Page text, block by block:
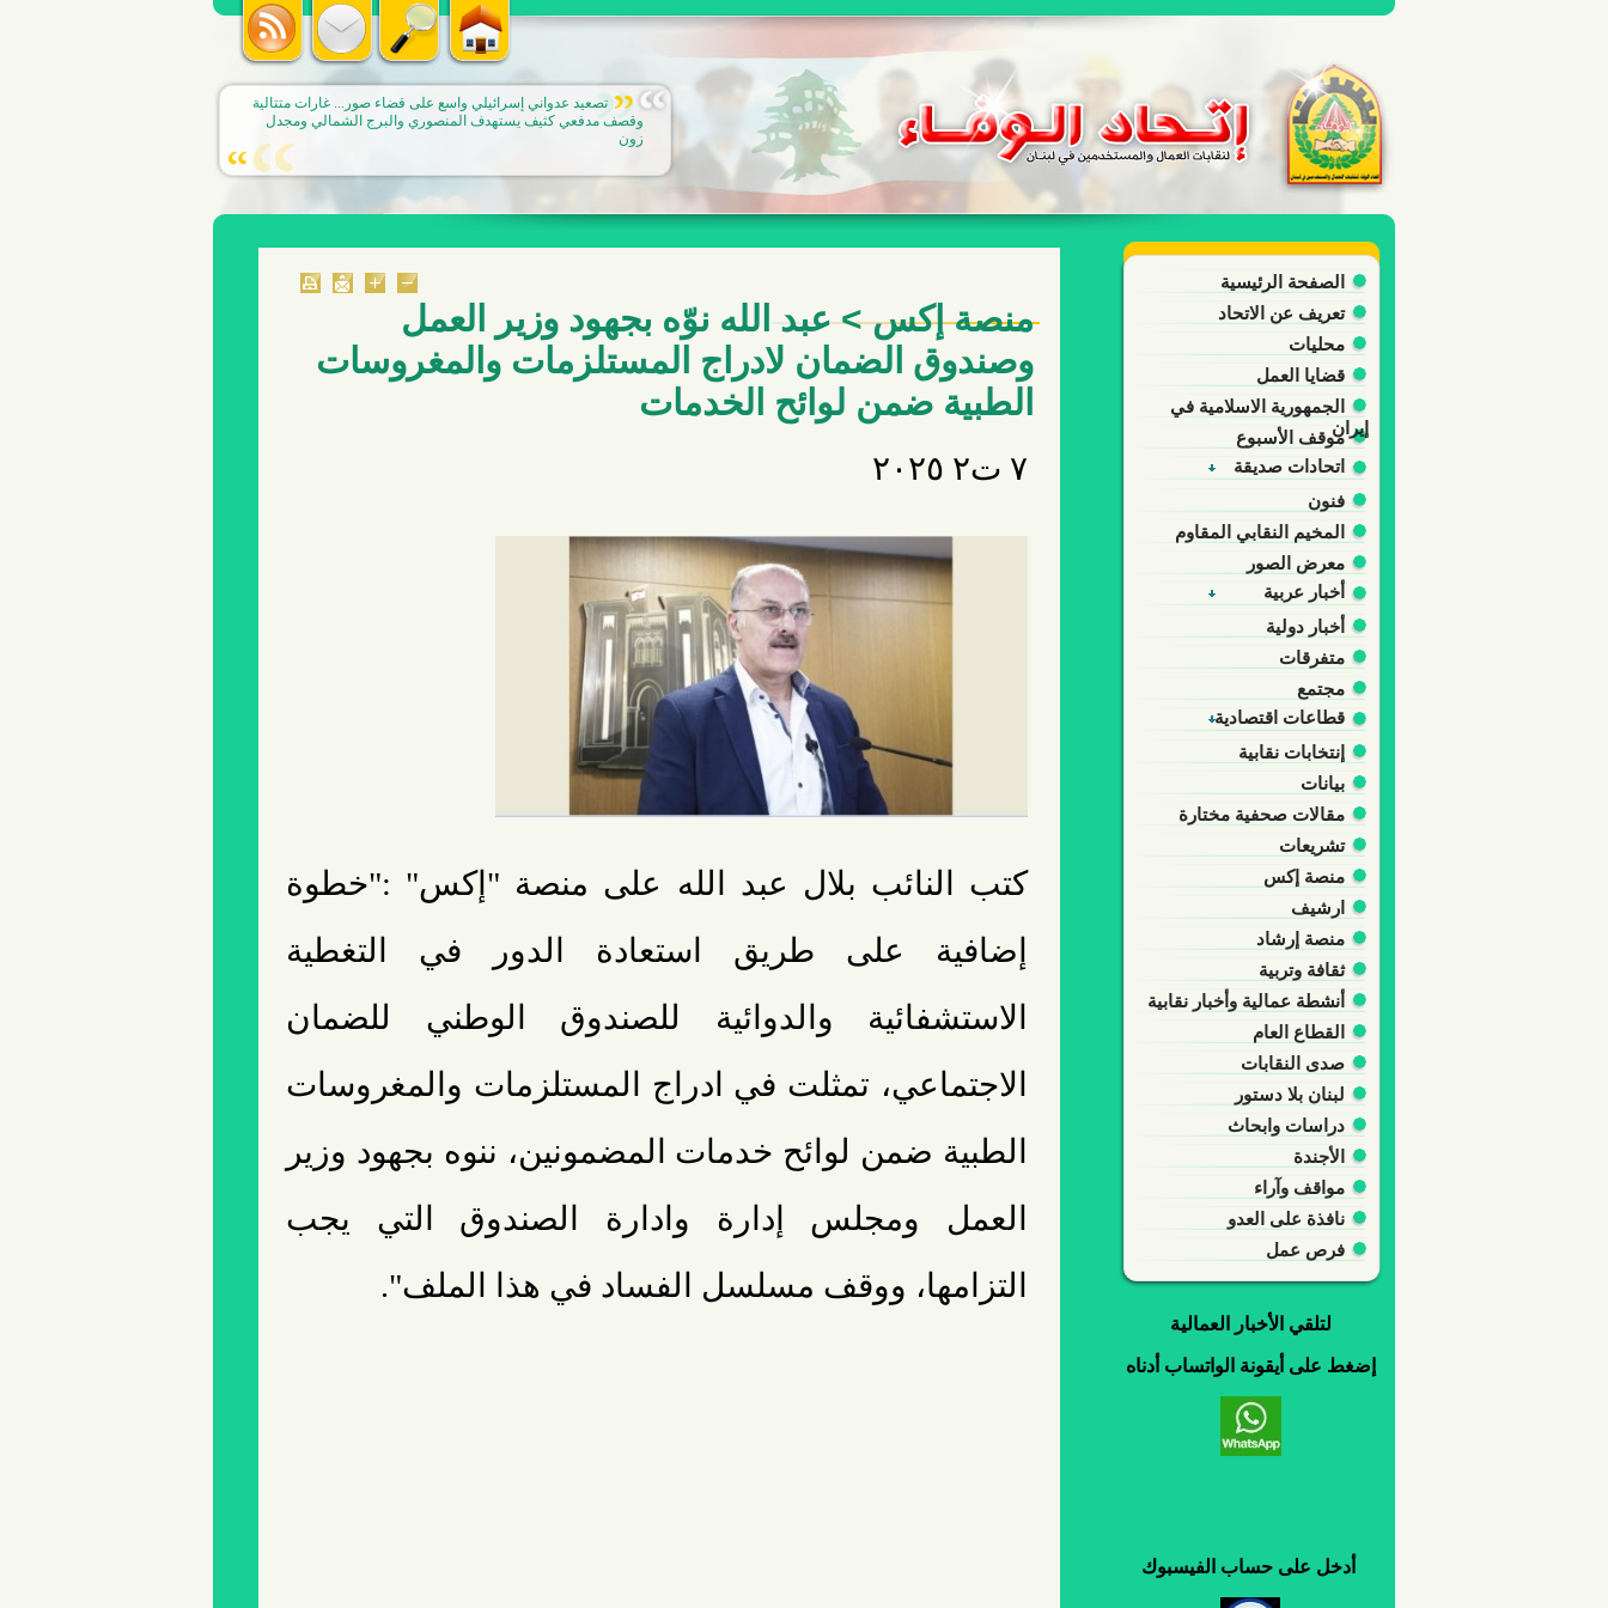
تصعيد عدواني إسرائيلي واسع على قضاء صور... غارات متتالية
وقصف مدفعي كثيف يستهدف المنصوري والبرج الشمالي ومجدل
زون
منصة إكس > عبد الله نوّه بجهود وزير العمل
وصندوق الضمان لادراج المستلزمات والمغروسات
الطبية ضمن لوائح الخدمات
٧ ت٢ ٢٠٢٥
كتب النائب بلال عبد الله على منصة "إكس" :"خطوة
إضافية على طريق استعادة الدور في التغطية
الاستشفائية والدوائية للصندوق الوطني للضمان
الاجتماعي، تمثلت في ادراج المستلزمات والمغروسات
الطبية ضمن لوائح خدمات المضمونين، ننوه بجهود وزير
العمل ومجلس إدارة وادارة الصندوق التي يجب
التزامها، ووقف مسلسل الفساد في هذا الملف".
الصفحة الرئيسية
تعريف عن الاتحاد
محليات
قضايا العمل
الجمهورية الاسلامية في
إيرانموقف الأسبوع
اتحادات صديقة
فنون
المخيم النقابي المقاوم
معرض الصور
أخبار عربية
أخبار دولية
متفرقات
مجتمع
قطاعات اقتصادية
إنتخابات نقابية
بيانات
مقالات صحفية مختارة
تشريعات
منصة إكس
ارشيف
منصة إرشاد
ثقافة وتربية
أنشطة عمالية وأخبار نقابية
القطاع العام
صدى النقابات
لبنان بلا دستور
دراسات وابحاث
الأجندة
مواقف وآراء
نافذة على العدو
فرص عمل
لتلقي الأخبار العمالية
إضغط على أيقونة الواتساب أدناه
أدخل على حساب الفيسبوك